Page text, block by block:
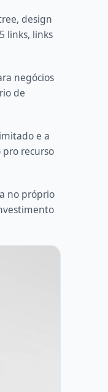
design
links, links
negócios
de
e a
recurso
no próprio